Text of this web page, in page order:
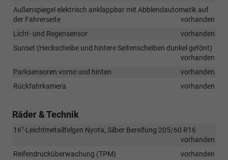
Außenspiegel elektrisch anklappbar mit Abblendautomatik auf
der Fahrerseite
vorhanden
Licht- und Regensensor
vorhanden
Sunset (Heckscheibe und hintere Seitenscheiben dunkel getönt)
vorhanden
Parksensoren vorne und hinten
vorhanden
Rückfahrkamera
vorhanden
Räder & Technik
16"-Leichtmetallfelgen Nyota, Silber Bereifung 205/60 R16
vorhanden
Reifendrucküberwachung (TPM)
vorhanden